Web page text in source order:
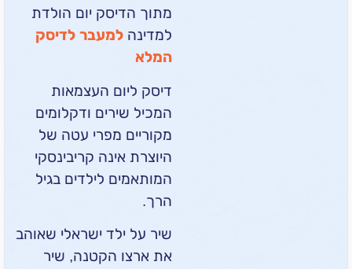
מתוך הדיסק יום הולדת
למעבר לדיסק
דיסק ליום העצמאות
המכיל שירים ודקלומים
מקוריים מפרי עטה של
היוצרת אינה קריבינסקי
המותאמים לילדים בגיל
שיר על ילד ישראלי שאוהב
את ארצו הקטנה, שיר